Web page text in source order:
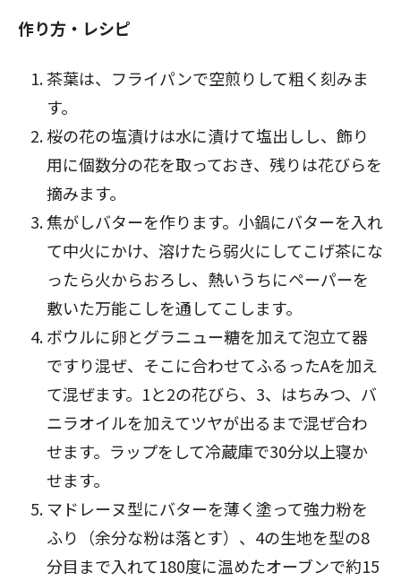
作り方・レシピ
茶葉は、フライパンで空煎りして粗く刻みま
す。
桜の花の塩漬けは水に漬けて塩出しし、飾り
用に個数分の花を取っておき、残りは花びらを
摘みます。
焦がしバターを作ります。小鍋にバターを入れ
て中火にかけ、溶けたら弱火にしてこげ茶にな
ったら火からおろし、熱いうちにペーパーを
敷いた万能こしを通してこします。
ボウルに卵とグラニュー糖を加えて泡立て器
ですり混ぜ、そこに合わせてふるったAを加え
て混ぜます。1と2の花びら、3、はちみつ、バ
ニラオイルを加えてツヤが出るまで混ぜ合わ
せます。ラップをして冷蔵庫で30分以上寝か
せます。
マドレーヌ型にバターを薄く塗って強力粉を
ふり（余分な粉は落とす）、4の生地を型の8
分目まで入れて180度に温めたオーブンで約15